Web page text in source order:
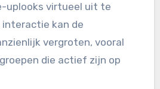
uplooks virtueel uit te
kan de
vergroten, vooral
die actief zijn op